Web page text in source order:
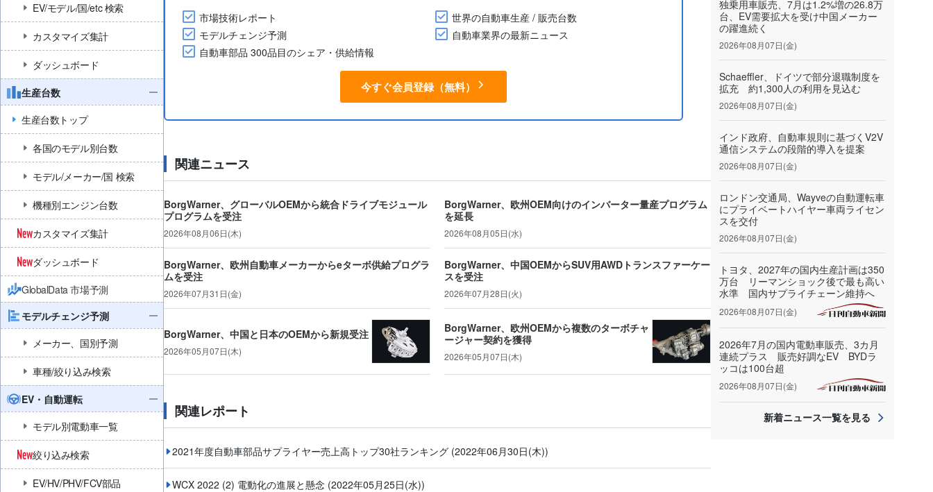
EV/モデル/国/etc 検索
カスタマイズ集計
ダッシュボード
生産台数
生産台数トップ
各国のモデル別台数
モデル/メーカー/国 検索
機種別エンジン台数
カスタマイズ集計
ダッシュボード
GlobalData 市場予測
モデルチェンジ予測
メーカー、国別予測
車種/絞り込み検索
EV・自動運転
モデル別電動車一覧
絞り込み検索
EV/HV/PHV/FCV部品
市場技術レポート
世界の自動車生産 / 販売台数
モデルチェンジ予測
自動車業界の最新ニュース
自動車部品 300品目のシェア・供給情報
今すぐ会員登録（無料）
関連ニュース
BorgWarner、グローバルOEMから統合ドライブモジュール
プログラムを受注
2026年08月06日(木)
BorgWarner、欧州OEM向けのインバーター量産プログラム
を延長
2026年08月05日(水)
BorgWarner、欧州自動車メーカーからeターボ供給プログラ
ムを受注
2026年07月31日(金)
BorgWarner、中国OEMからSUV用AWDトランスファーケー
スを受注
2026年07月28日(火)
BorgWarner、中国と日本のOEMから新規受注
2026年05月07日(木)
BorgWarner、欧州OEMから複数のターボチャ
ージャー契約を獲得
2026年05月07日(木)
関連レポート
2021年度自動車部品サプライヤー売上高トップ30社ランキング (2022年06月30日(木))
WCX 2022 (2) 電動化の進展と懸念 (2022年05月25日(水))
独乗用車販売、7月は1.2%増の26.8万
台、EV需要拡大を受け中国メーカー
の躍進続く
2026年08月07日(金)
Schaeffler、ドイツで部分退職制度を
拡充 約1,300人の利用を見込む
2026年08月07日(金)
インド政府、自動車規則に基づくV2V
通信システムの段階的導入を提案
2026年08月07日(金)
ロンドン交通局、Wayveの自動運転車
にプライベートハイヤー車両ライセン
スを交付
2026年08月07日(金)
トヨタ、2027年の国内生産計画は350
万台 リーマンショック後で最も高い
水準 国内サプライチェーン維持へ
2026年08月07日(金)
2026年7月の国内電動車販売、3カ月
連続プラス 販売好調なEV BYDラ
ッコは100台超
2026年08月07日(金)
新着ニュース一覧を見る